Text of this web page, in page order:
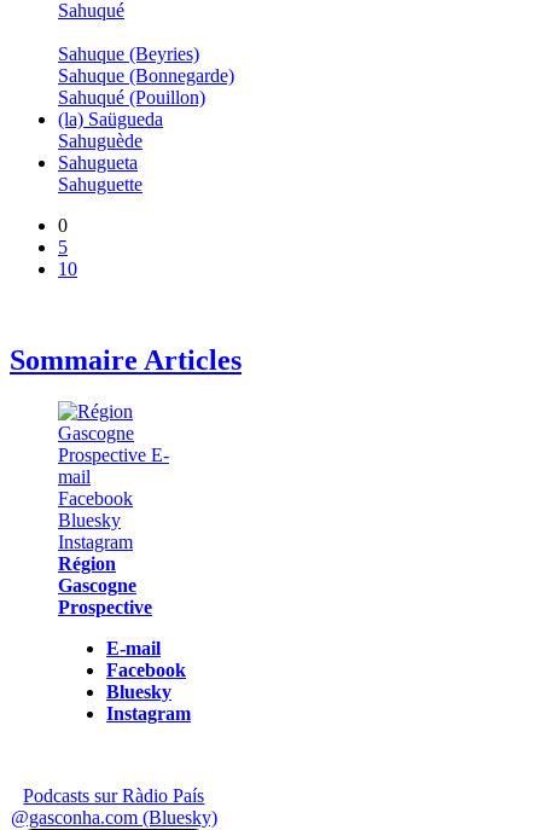
Sahuqué
Sahuque (Beyries)
Sahuque (Bonnegarde)
Sahuqué (Pouillon)
(la) Saügueda
Sahuguède
Sahugueta
Sahuguette
0
5
10
Sommaire Articles
Région
Gascogne
Prospective
E-mail
Facebook
Bluesky
Instagram
Podcasts sur Ràdio País
@gasconha.com (Bluesky)